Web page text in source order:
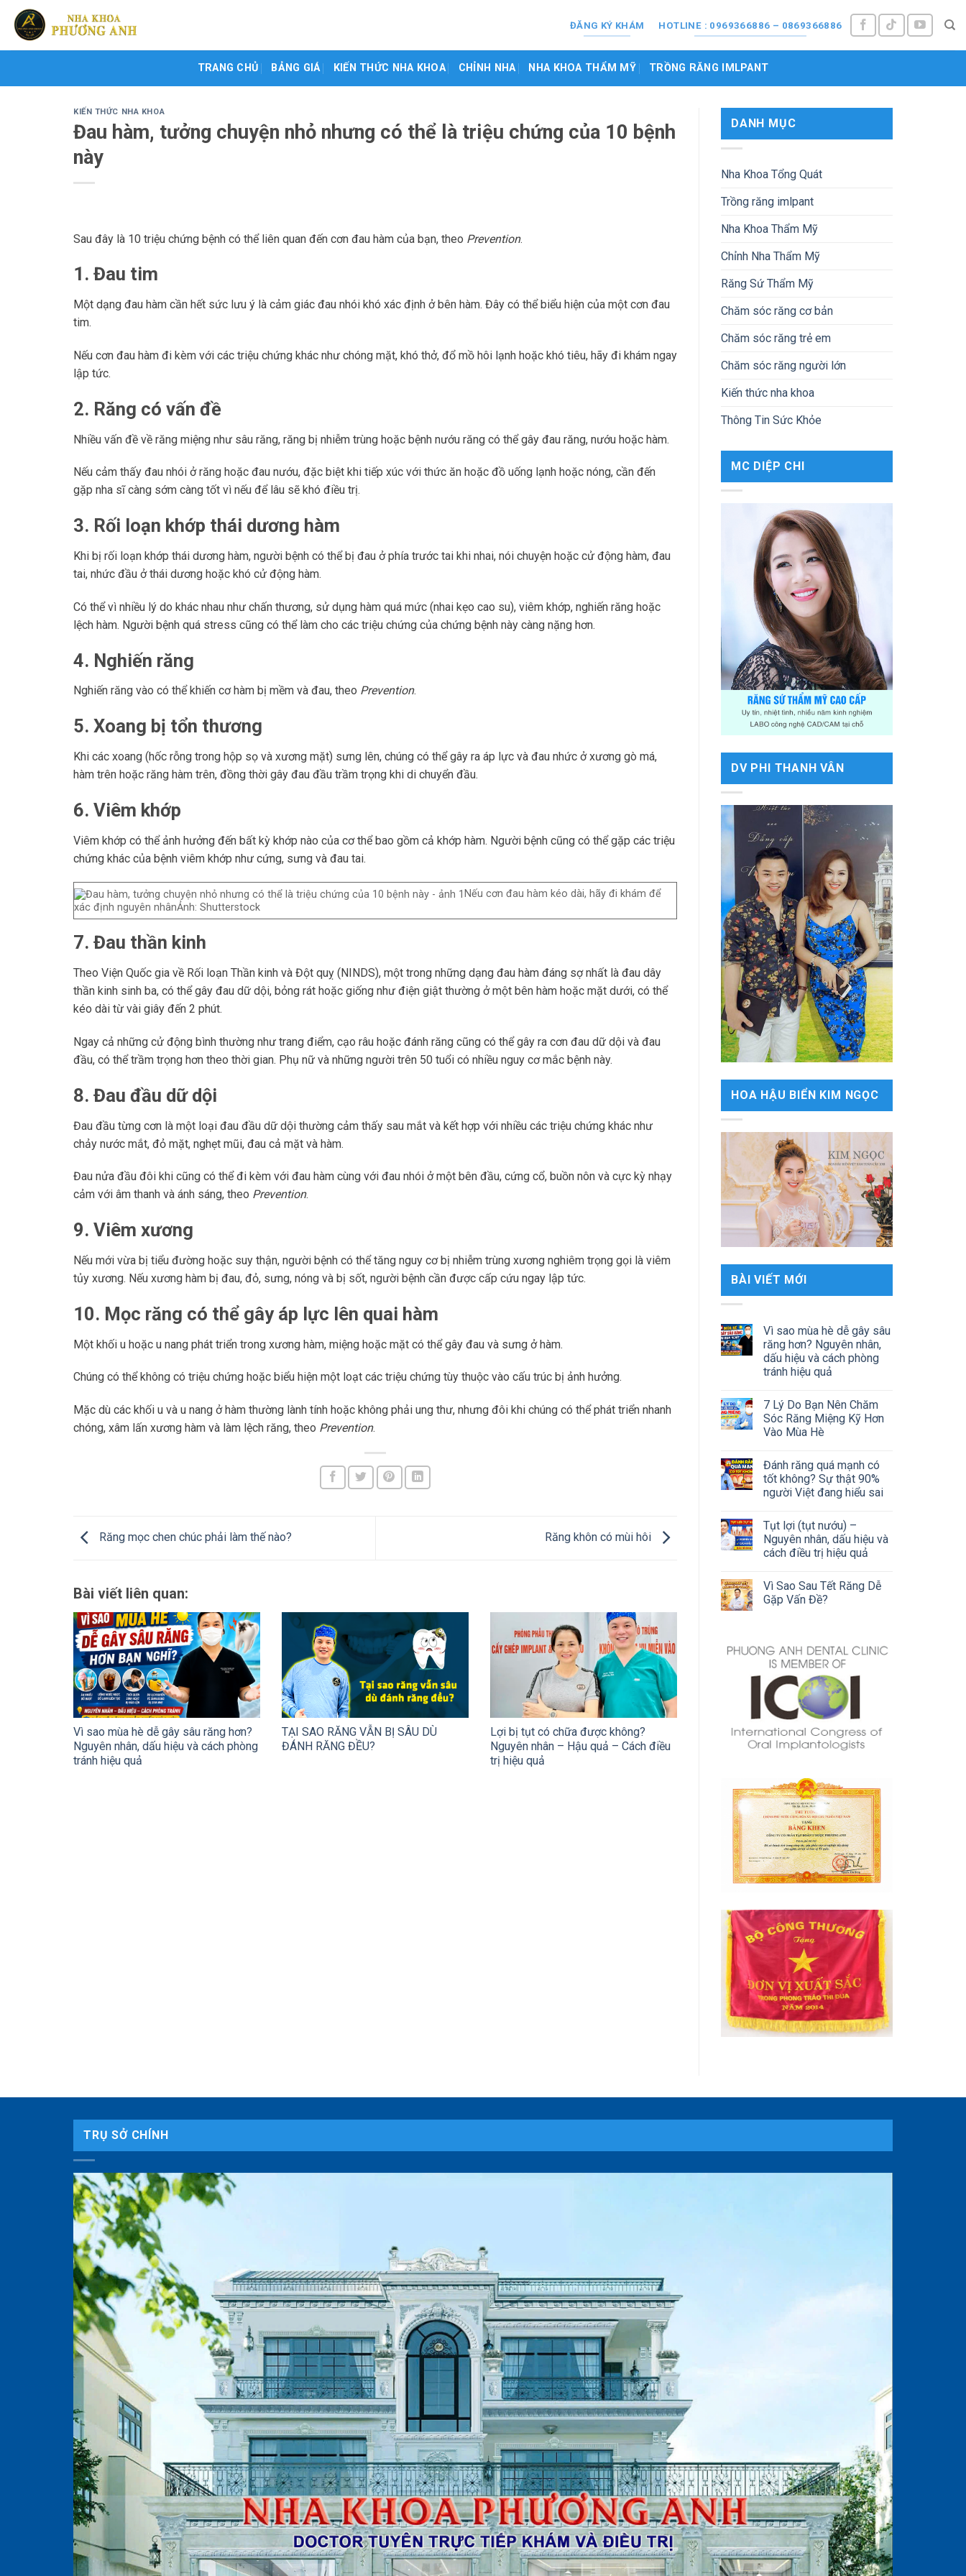
Skip
content
ĐĂNG KÝ KHÁM HOTLINE : 0969366886 – 0869366886
TRANG CHỦ BẢNG GIÁ KIẾN THỨC NHA KHOA CHỈNH NHA NHA KHOA THẨM MỸ TRỒNG RĂNG IMLPANT
KIẾN THỨC NHA KHOA
Đau hàm, tưởng chuyện nhỏ nhưng có thể là triệu chứng của 10 bệnh
này
Sau đây là 10 triệu chứng bệnh có thể liên quan đến cơn đau hàm của bạn, theo Prevention.
1. Đau tim
Một dạng đau hàm cần hết sức lưu ý là cảm giác đau nhói khó xác định ở bên hàm. Đây có thể biểu hiện của một cơn đau
tim.
Nếu cơn đau hàm đi kèm với các triệu chứng khác như chóng mặt, khó thở, đổ mồ hôi lạnh hoặc khó tiêu, hãy đi khám ngay
lập tức.
2. Răng có vấn đề
Nhiều vấn đề về răng miệng như sâu răng, răng bị nhiễm trùng hoặc bệnh nướu răng có thể gây đau răng, nướu hoặc hàm.
Nếu cảm thấy đau nhói ở răng hoặc đau nướu, đặc biệt khi tiếp xúc với thức ăn hoặc đồ uống lạnh hoặc nóng, cần đến
gặp nha sĩ càng sớm càng tốt vì nếu để lâu sẽ khó điều trị.
3. Rối loạn khớp thái dương hàm
Khi bị rối loạn khớp thái dương hàm, người bệnh có thể bị đau ở phía trước tai khi nhai, nói chuyện hoặc cử động hàm, đau
tai, nhức đầu ở thái dương hoặc khó cử động hàm.
Có thể vì nhiều lý do khác nhau như chấn thương, sử dụng hàm quá mức (nhai kẹo cao su), viêm khớp, nghiến răng hoặc
lệch hàm. Người bệnh quá stress cũng có thể làm cho các triệu chứng của chứng bệnh này càng nặng hơn.
4. Nghiến răng
Nghiến răng vào có thể khiến cơ hàm bị mềm và đau, theo Prevention.
5. Xoang bị tổn thương
Khi các xoang (hốc rỗng trong hộp sọ và xương mặt) sưng lên, chúng có thể gây ra áp lực và đau nhức ở xương gò má,
hàm trên hoặc răng hàm trên, đồng thời gây đau đầu trầm trọng khi di chuyển đầu.
6. Viêm khớp
Viêm khớp có thể ảnh hưởng đến bất kỳ khớp nào của cơ thể bao gồm cả khớp hàm. Người bệnh cũng có thể gặp các triệu
chứng khác của bệnh viêm khớp như cứng, sưng và đau tai.
Nếu cơn đau hàm kéo dài, hãy đi khám để
xác định nguyên nhânẢnh: Shutterstock
7. Đau thần kinh
Theo Viện Quốc gia về Rối loạn Thần kinh và Đột quỵ (NINDS), một trong những dạng đau hàm đáng sợ nhất là đau dây
thần kinh sinh ba, có thể gây đau dữ dội, bỏng rát hoặc giống như điện giật thường ở một bên hàm hoặc mặt dưới, có thể
kéo dài từ vài giây đến 2 phút.
Ngay cả những cử động bình thường như trang điểm, cạo râu hoặc đánh răng cũng có thể gây ra cơn đau dữ dội và đau
đầu, có thể trầm trọng hơn theo thời gian. Phụ nữ và những người trên 50 tuổi có nhiều nguy cơ mắc bệnh này.
8. Đau đầu dữ dội
Đau đầu từng cơn là một loại đau đầu dữ dội thường cảm thấy sau mắt và kết hợp với nhiều các triệu chứng khác như
chảy nước mắt, đỏ mặt, nghẹt mũi, đau cả mặt và hàm.
Đau nửa đầu đôi khi cũng có thể đi kèm với đau hàm cùng với đau nhói ở một bên đầu, cứng cổ, buồn nôn và cực kỳ nhạy
cảm với âm thanh và ánh sáng, theo Prevention.
9. Viêm xương
Nếu mới vừa bị tiểu đường hoặc suy thận, người bệnh có thể tăng nguy cơ bị nhiễm trùng xương nghiêm trọng gọi là viêm
tủy xương. Nếu xương hàm bị đau, đỏ, sưng, nóng và bị sốt, người bệnh cần được cấp cứu ngay lập tức.
10. Mọc răng có thể gây áp lực lên quai hàm
Một khối u hoặc u nang phát triển trong xương hàm, miệng hoặc mặt có thể gây đau và sưng ở hàm.
Chúng có thể không có triệu chứng hoặc biểu hiện một loạt các triệu chứng tùy thuộc vào cấu trúc bị ảnh hưởng.
Mặc dù các khối u và u nang ở hàm thường lành tính hoặc không phải ung thư, nhưng đôi khi chúng có thể phát triển nhanh
chóng, xâm lấn xương hàm và làm lệch răng, theo Prevention.
Răng mọc chen chúc phải làm thế nào? Răng khôn có mùi hôi
Bài viết liên quan:
Vì sao mùa hè dễ gây sâu răng hơn?
Nguyên nhân, dấu hiệu và cách phòng
tránh hiệu quả
TẠI SAO RĂNG VẪN BỊ SÂU DÙ
ĐÁNH RĂNG ĐỀU?
Lợi bị tụt có chữa được không?
Nguyên nhân – Hậu quả – Cách điều
trị hiệu quả
DANH MỤC
Nha Khoa Tổng Quát
Trồng răng imlpant
Nha Khoa Thẩm Mỹ
Chỉnh Nha Thẩm Mỹ
Răng Sứ Thẩm Mỹ
Chăm sóc răng cơ bản
Chăm sóc răng trẻ em
Chăm sóc răng người lớn
Kiến thức nha khoa
Thông Tin Sức Khỏe
MC DIỆP CHI
DV PHI THANH VÂN
HOA HẬU BIỂN KIM NGỌC
BÀI VIẾT MỚI
Vì sao mùa hè dễ gây sâu
răng hơn? Nguyên nhân,
dấu hiệu và cách phòng
tránh hiệu quả
7 Lý Do Bạn Nên Chăm
Sóc Răng Miệng Kỹ Hơn
Vào Mùa Hè
Đánh răng quá mạnh có
tốt không? Sự thật 90%
người Việt đang hiểu sai
Tụt lợi (tụt nướu) –
Nguyên nhân, dấu hiệu và
cách điều trị hiệu quả
Vì Sao Sau Tết Răng Dễ
Gặp Vấn Đề?
TRỤ SỞ CHÍNH